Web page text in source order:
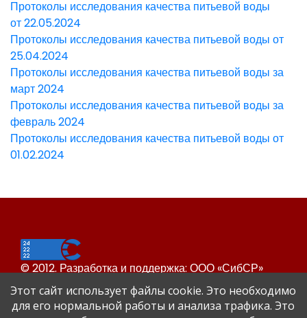
Протоколы исследования качества питьевой воды
от 22.05.2024
Протоколы исследования качества питьевой воды от
25.04.2024
Протоколы исследования качества питьевой воды за
март 2024
Протоколы исследования качества питьевой воды за
февраль 2024
Протоколы исследования качества питьевой воды от
01.02.2024
© 2012. Разработка и поддержка: ООО «СибСР»
Все права защищены законом и международными
соглашениями.
Этот сайт использует файлы cookie. Это необходимо
для его нормальной работы и анализа трафика. Это